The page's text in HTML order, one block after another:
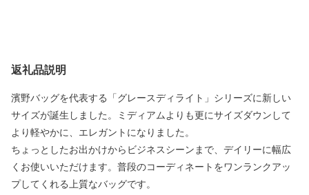
返礼品説明
濱野バッグを代表する「グレースディライト」シリーズに新しい
サイズが誕生しました。ミディアムよりも更にサイズダウンして
より軽やかに、エレガントになりました。
ちょっとしたお出かけからビジネスシーンまで、デイリーに幅広
くお使いいただけます。普段のコーディネートをワンランクアッ
プしてくれる上質なバッグです。